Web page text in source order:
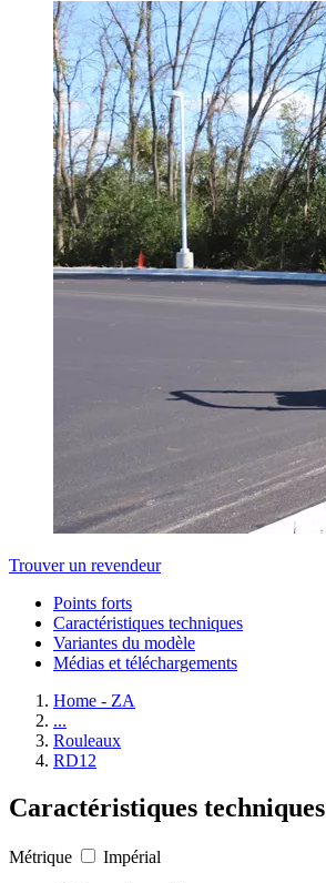
Trouver un revendeur
Points forts
Caractéristiques techniques
Variantes du modèle
Médias et téléchargements
Home - ZA
...
Rouleaux
RD12
Caractéristiques techniques
Métrique
Impérial